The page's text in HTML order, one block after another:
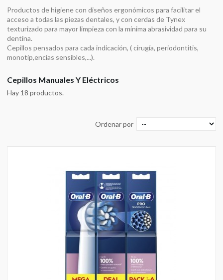
Productos de higiene con diseños ergonómicos para facilitar el
acceso a todas las piezas dentales, y con cerdas de Tynex
texturizado para mayor limpieza con la mínima abrasividad para su
dentina.
Cepillos pensados para cada indicación, ( cirugía, periodontitis,
monotip,encias sensibles,...).
Cepillos Manuales Y Eléctricos
Hay 18 productos.
Ordenar por